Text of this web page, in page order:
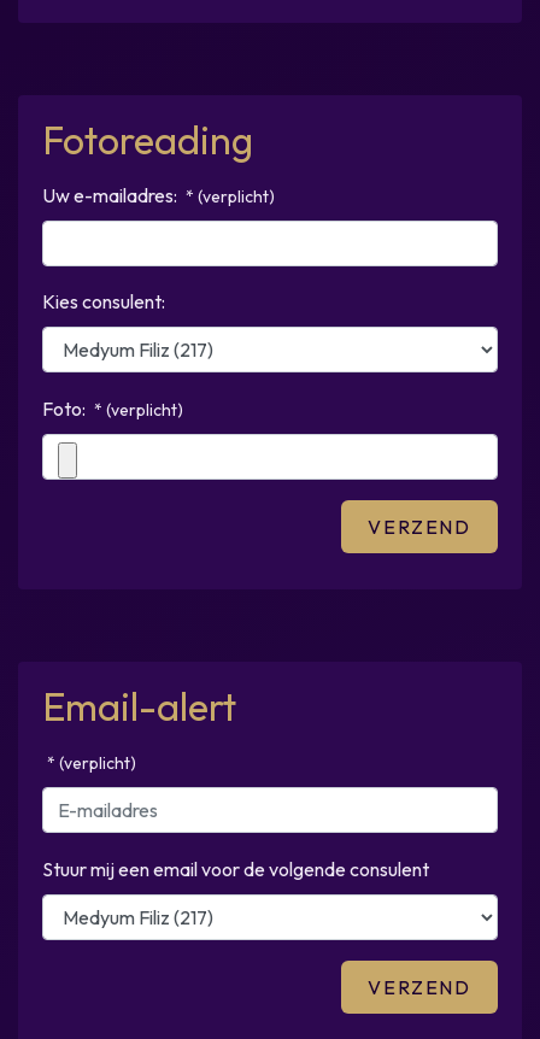
Fotoreading
Uw e-mailadres: * (verplicht)
Kies consulent:
Foto: * (verplicht)
Email-alert
* (verplicht)
Stuur mij een email voor de volgende consulent